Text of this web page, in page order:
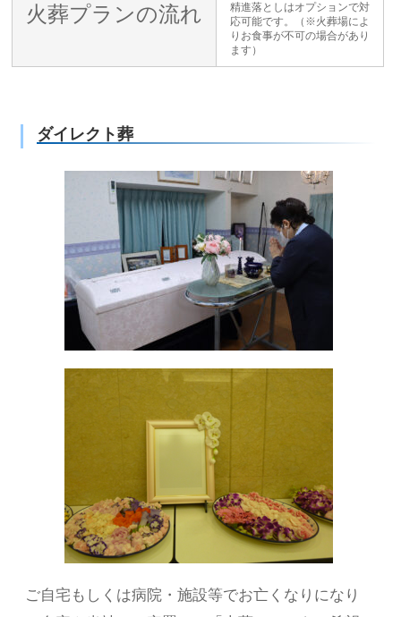
火葬プランの流れ
精進落としはオプションで対
応可能です。（※火葬場によ
りお食事が不可の場合があり
ます）
ダイレクト葬
ご自宅もしくは病院・施設等でお亡くなりになり